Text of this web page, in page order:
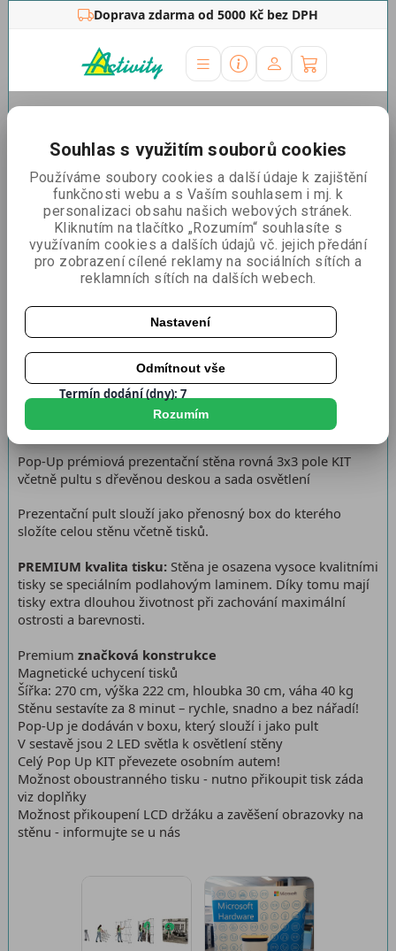
Doprava zdarma od 5000 Kč bez DPH
Pop Up KIT 3x3 stěna rovná
Katalogové číslo:POPKIT3X3S
Termín dodání (dny): 7
Skladem > 5 ks
Pop-Up prémiová prezentační stěna rovná 3x3 pole KIT
včetně pultu s dřevěnou deskou a sada osvětlení
Prezentační pult slouží jako přenosný box do kterého
složíte celou stěnu včetně tisků.
PREMIUM kvalita tisku: Stěna je osazena vysoce kvalitními
tisky se speciálním podlahovým laminem. Díky tomu mají
tisky extra dlouhou životnost při zachování maximální
ostrosti a barevnosti.
Premium značková konstrukce
Magnetické uchycení tisků
Šířka: 270 cm, výška 222 cm, hloubka 30 cm, váha 40 kg
Stěnu sestavíte za 8 minut – rychle, snadno a bez nářadí!
Pop-Up je dodáván v boxu, který slouží i jako pult
V sestavě jsou 2 LED světla k osvětlení stěny
Celý Pop Up KIT převezete osobním autem!
Možnost oboustranného tisku - nutno přikoupit tisk záda
viz doplňky
Možnost přikoupení LCD držáku a zavěšení obrazovky na
stěnu - informujte se u nás
Souhlas s využitím souborů cookies
Používáme soubory cookies a další údaje k zajištění
funkčnosti webu a s Vaším souhlasem i mj. k
personalizaci obsahu našich webových stránek.
Kliknutím na tlačítko „Rozumím“ souhlasíte s
využívaním cookies a dalších údajů vč. jejich předání
pro zobrazení cílené reklamy na sociálních sítích a
reklamních sítích na dalších webech.
Nastavení
Odmítnout vše
Rozumím